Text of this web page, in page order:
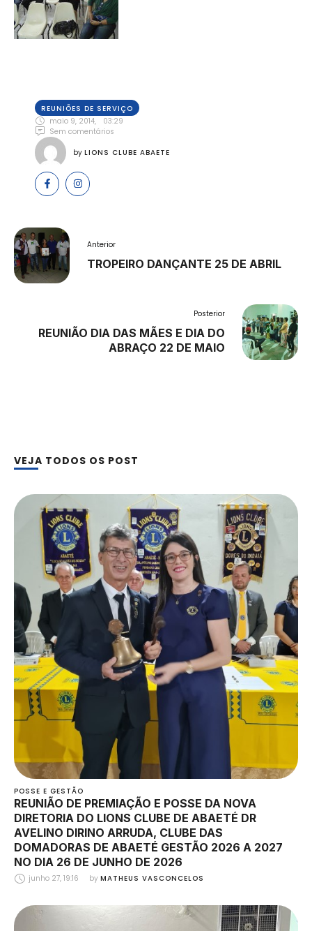
REUNIÕES DE SERVIÇO
maio 9, 2014,
03:29
Sem comentários
by LIONS CLUBE ABAETE
Anterior
TROPEIRO DANÇANTE 25 DE ABRIL
Posterior
REUNIÃO DIA DAS MÃES E DIA DO
ABRAÇO 22 DE MAIO
VEJA TODOS OS POST
POSSE E GESTÃO
REUNIÃO DE PREMIAÇÃO E POSSE DA NOVA
DIRETORIA DO LIONS CLUBE DE ABAETÉ DR
AVELINO DIRINO ARRUDA, CLUBE DAS
DOMADORAS DE ABAETÉ GESTÃO 2026 A 2027
NO DIA 26 DE JUNHO DE 2026
junho 27, 19:16 by MATHEUS VASCONCELOS